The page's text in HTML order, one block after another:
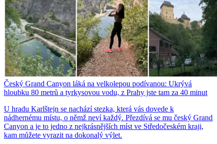
Český Grand Canyon láká na velkolepou podívanou: Ukrývá
hloubku 80 metrů a tyrkysovou vodu, z Prahy jste tam za 40 minut
U hradu Karlštejn se nachází stezka, která vás dovede k
nádhernému místu, o němž neví každý. Přezdívá se mu český Grand
Canyon a je to jedno z nejkrásnějších míst ve Středočeském kraji,
kam můžete vyrazit na dokonalý výlet.